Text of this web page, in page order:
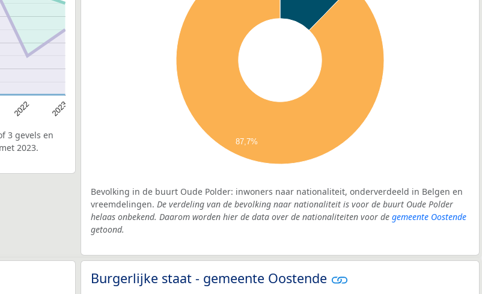
2022 2023
3 gevels en
2023.
87,7%
Bevolking in de buurt Oude Polder: inwoners naar nationaliteit, onderverdeeld in Belgen en
vreemdelingen. De verdeling van de bevolking naar nationaliteit is voor de buurt Oude Polder
helaas onbekend. Daarom worden hier de data over de nationaliteiten voor de gemeente Oostende
getoond.
Burgerlijke staat - gemeente Oostende